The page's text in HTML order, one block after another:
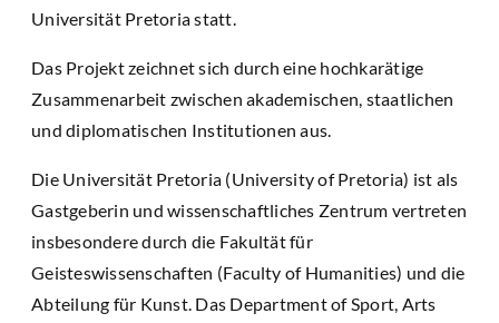
Universität Pretoria statt.
Das Projekt zeichnet sich durch eine hochkarätige
Zusammenarbeit zwischen akademischen, staatlichen
und diplomatischen Institutionen aus.
Die Universität Pretoria (University of Pretoria) ist als
Gastgeberin und wissenschaftliches Zentrum vertreten
insbesondere durch die Fakultät für
Geisteswissenschaften (Faculty of Humanities) und die
Abteilung für Kunst. Das Department of Sport, Arts